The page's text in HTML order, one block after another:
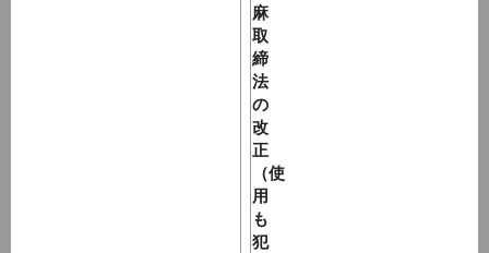
麻
取
締
法
の
改
正
（使
用
も
犯